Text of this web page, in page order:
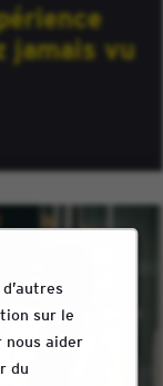
sur le
nous aider
du
jamais vu